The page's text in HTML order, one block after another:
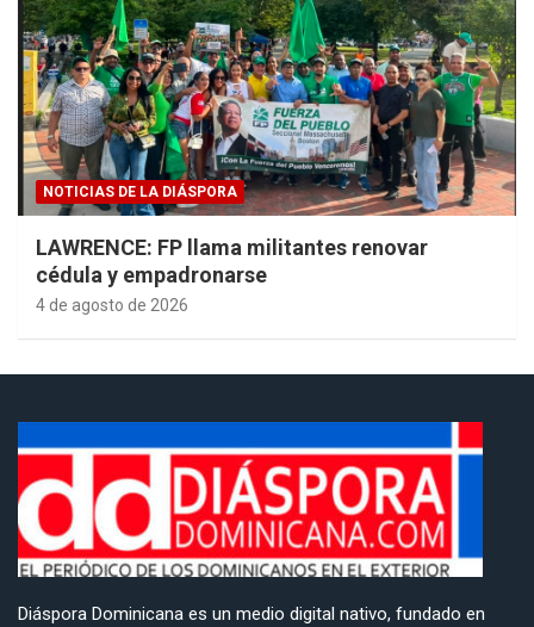
NOTICIAS DE LA DIÁSPORA
LAWRENCE: FP llama militantes renovar
cédula y empadronarse
4 de agosto de 2026
Diáspora Dominicana es un medio digital nativo, fundado en